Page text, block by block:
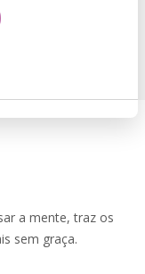
a mente, traz os
sem graça.